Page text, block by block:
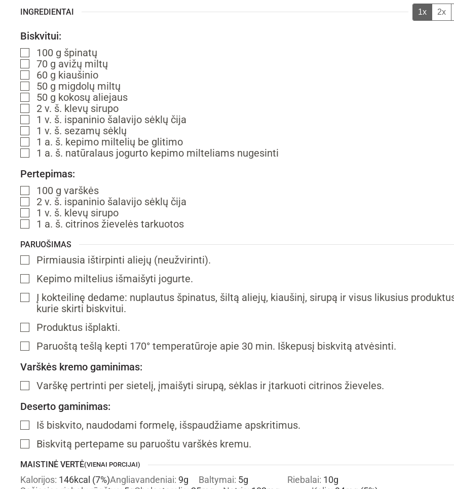
INGREDIENTAI 1x 2x
Biskvitui:
▢
100 g špinatų
▢
70 g avižų miltų
▢
60 g kiaušinio
▢
50 g migdolų miltų
▢
50 g kokosų aliejaus
▢
2 v. š. klevų sirupo
▢
1 v. š. ispaninio šalavijo sėklų čija
▢
1 v. š. sezamų sėklų
▢
1 a. š. kepimo miltelių be glitimo
▢
1 a. š. natūralaus jogurto kepimo milteliams nugesinti
Pertepimas:
▢
100 g varškės
▢
2 v. š. ispaninio šalavijo sėklų čija
▢
1 v. š. klevų sirupo
▢
1 a. š. citrinos žievelės tarkuotos
PARUOŠIMAS
▢
Pirmiausia ištirpinti aliejų (neužvirinti).
▢
Kepimo miltelius išmaišyti jogurte.
▢
Į kokteilinę dedame: nuplautus špinatus, šiltą aliejų, kiaušinį, sirupą ir visus likusius
kurie skirti biskvitui.
▢
Produktus išplakti.
▢
Paruoštą tešlą kepti 170° temperatūroje apie 30 min. Iškepusį biskvitą atvėsinti.
Varškės kremo gaminimas:
▢
Varškę pertrinti per sietelį, įmaišyti sirupą, sėklas ir įtarkuoti citrinos žieveles.
Deserto gaminimas:
▢
Iš biskvito, naudodami formelę, išspaudžiame apskritimus.
▢
Biskvitą pertepame su paruoštu varškės kremu.
MAISTINĖ VERTĖ(VIENAI PORCIJAI)
Kalorijos: 146kcal (7%)Angliavandeniai: 9g Baltymai: 5g Riebalai: 10g